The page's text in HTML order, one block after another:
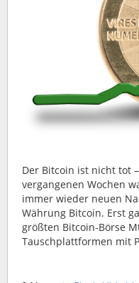
Der Bitcoin ist nicht tot
vergangenen Wochen
immer wieder neuen
Währung Bitcoin. Erst
größten Bitcoin-Börse
Tauschplattformen mit